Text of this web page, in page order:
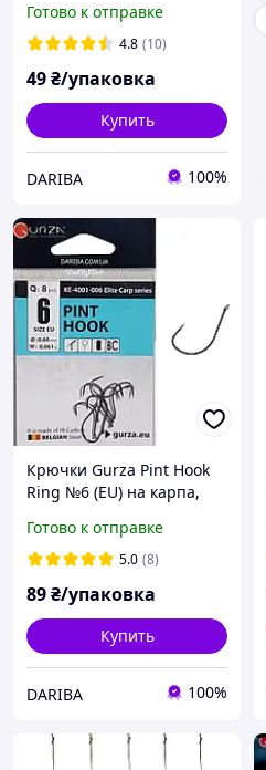
упаковке
Готово к отправке
4.8 (10)
49₴/упаковка
Купить
DARIBA 100%
Крючки Gurza Pint Hook
Ring №6 (EU) на карпа,
Готово к отправке
5.0 (8)
89₴/упаковка
Купить
DARIBA 100%